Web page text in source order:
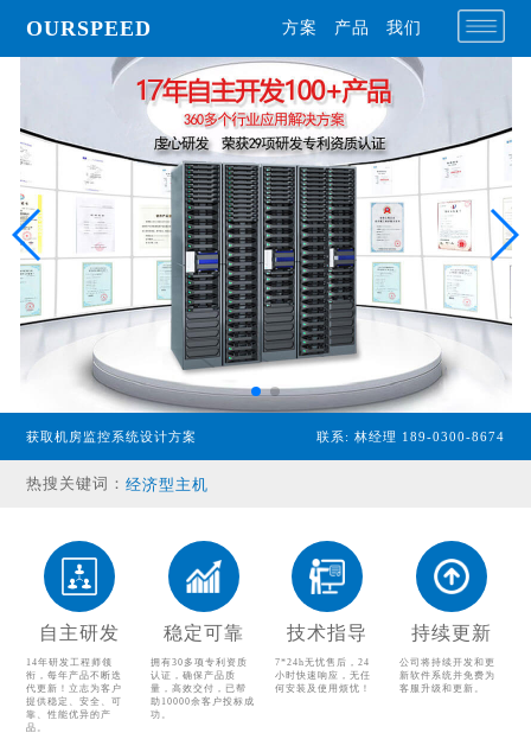
OURSPEED 方案 产品 我们
获取机房监控系统设计方案 联系: 林经理 189-0300-8674
热搜关键词：经济型主机
温湿度传感器
配电监控设备
气体监控设备
其他配件产品
自主研发
14年研发工程师领
衔，每年产品不断迭
代更新！立志为客户
提供稳定、安全、可
靠、性能优异的产
品。
稳定可靠
拥有30多项专利资质
认证，确保产品质
量，高效交付，已帮
助10000余客户投标成
功。
技术指导
7*24h无忧售后，24
小时快速响应，无任
何安装及使用烦忧！
持续更新
公司将持续开发和更
新软件系统并免费为
客服升级和更新。